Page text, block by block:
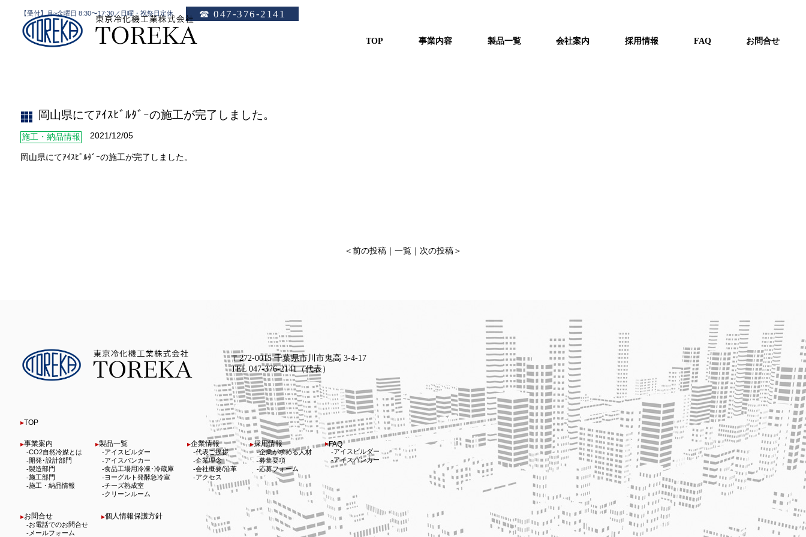
【受付】月~金曜日 8:30〜17:30／日曜・祝祭日定休 ☎ 047-376-2141
TOP 事業内容 製品一覧 会社案内 採用情報 FAQ お問合せ
HOME 岡山県にてｱｲｽﾋﾞﾙﾀﾞｰの施工が完了しました。
岡山県にてｱｲｽﾋﾞﾙﾀﾞｰの施工が完了しました。
施工・納品情報 2021/12/05
岡山県にてｱｲｽﾋﾞﾙﾀﾞｰの施工が完了しました。
＜ 前の投稿｜ 一覧｜ 次の投稿＞
〒272-0015 千葉県市川市鬼高 3-4-17
TEL 047-376-2141（代表）
TOP
事業案内
CO2自然冷媒とは
開発･設計部門
製造部門
施工部門
施工・納品情報
製品一覧
アイスビルダー
アイスバンカー
食品工場用冷凍･冷蔵庫
ヨーグルト発酵急冷室
チーズ熟成室
クリーンルーム
企業情報
代表ご挨拶
企業理念
会社概要/沿革
アクセス
採用情報
企業が求める人材
募集要項
応募フォーム
FAQ
アイスビルダー
アイスバンカー
お問合せ
お電話でのお問合せ
メールフォーム
個人情報保護方針